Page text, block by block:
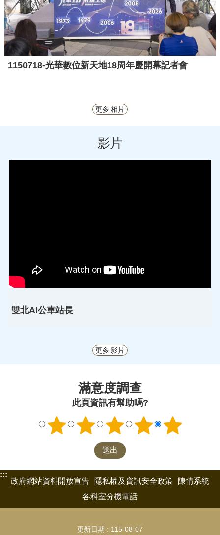
1150718-光華數位新天地18周年慶開幕記者會
更多 相片
影片
雙北AI公車站長
更多 影片
滿意度調查
此頁資訊有幫助嗎?
:::
政府網站資料開放宣告
隱私權及資訊安全政策
陳情系統
各科室分機電話
更新日期 115-08-07